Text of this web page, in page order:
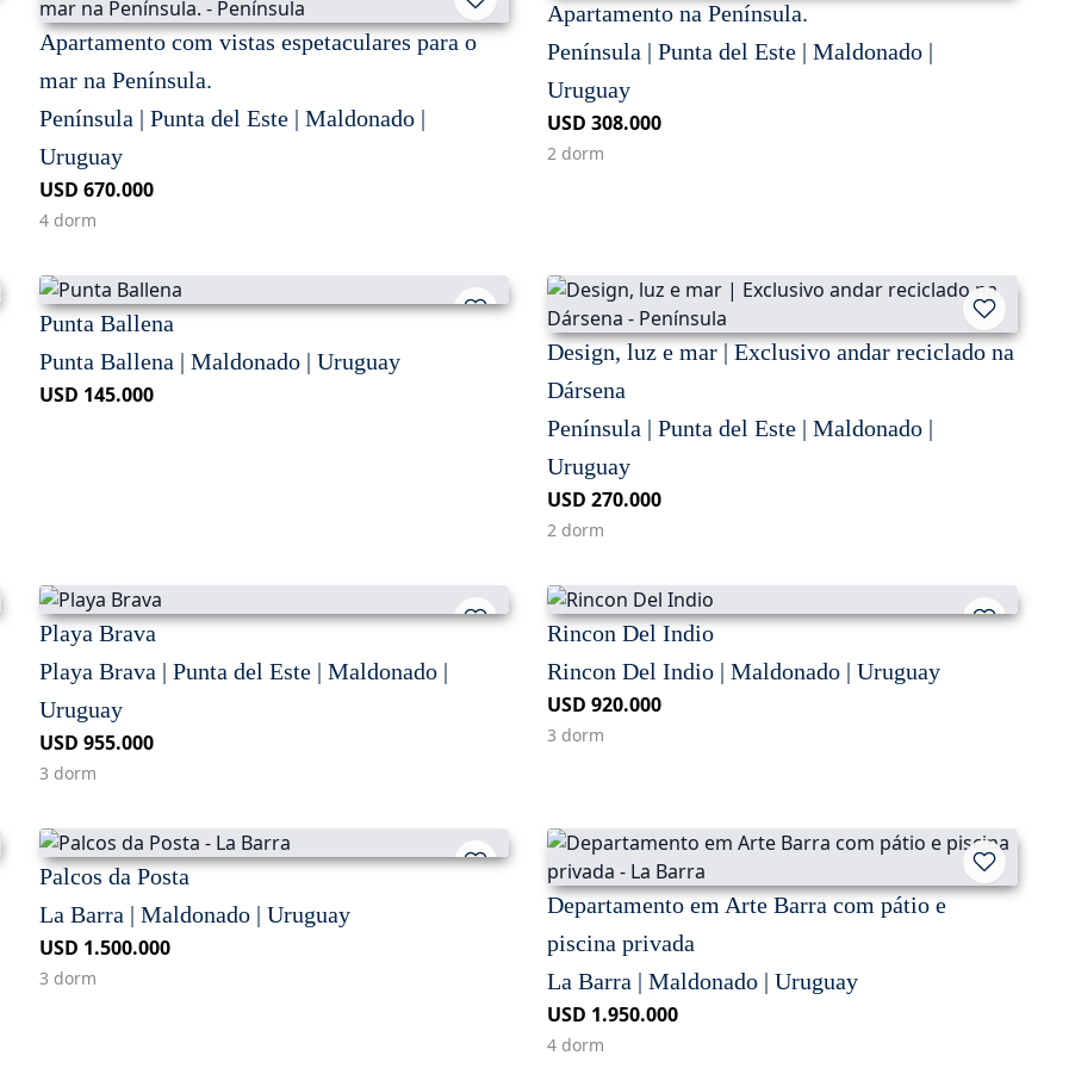
Apartamento com vistas espetaculares para o
mar na Península.
Península | Punta del Este | Maldonado |
Uruguay
USD 670.000
4 dorm
Apartamento na Península.
Península | Punta del Este | Maldonado |
Uruguay
USD 308.000
2 dorm
Punta Ballena
Punta Ballena | Maldonado | Uruguay
USD 145.000
Design, luz e mar | Exclusivo andar reciclado na
Dársena
Península | Punta del Este | Maldonado |
Uruguay
USD 270.000
2 dorm
Playa Brava
Playa Brava | Punta del Este | Maldonado |
Uruguay
USD 955.000
3 dorm
Rincon Del Indio
Rincon Del Indio | Maldonado | Uruguay
USD 920.000
3 dorm
Palcos da Posta
La Barra | Maldonado | Uruguay
USD 1.500.000
3 dorm
Departamento em Arte Barra com pátio e
piscina privada
La Barra | Maldonado | Uruguay
USD 1.950.000
4 dorm